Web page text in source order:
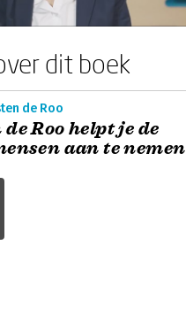
dit boek
de Roo
Roo helpt je de
aan te nemen